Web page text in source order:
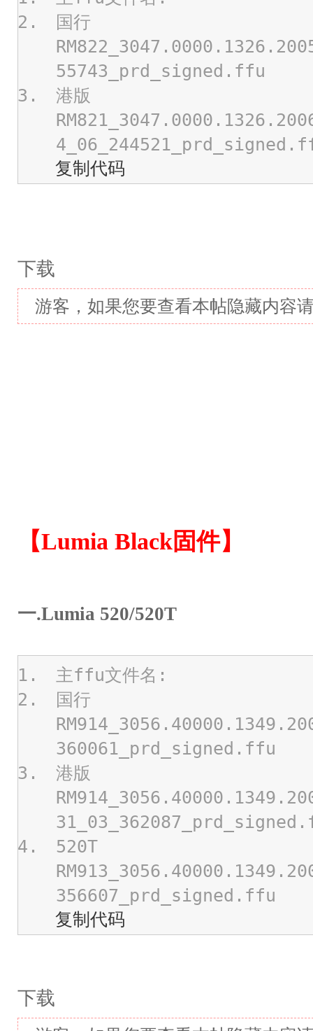
国行
55743_prd_signed.ffu
港版
复制代码
下载
游客，如果您要查看本帖隐藏内容
【Lumia Black固件】
一.Lumia 520/520T
主ffu文件名:
国行
360061_prd_signed.ffu
港版
520T
356607_prd_signed.ffu
复制代码
下载